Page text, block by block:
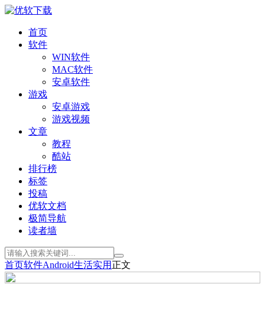
首页
软件
WIN软件
MAC软件
安卓软件
游戏
安卓游戏
游戏视频
文章
教程
酷站
排行榜
标签
投稿
优软文档
极简导航
读者墙
首页软件Android生活实用 正文